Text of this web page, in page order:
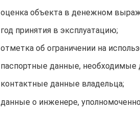
оценка объекта в денежном
год принятия в эксплуатацию;
отметка об ограничении на
паспортные данные, необходимые
контактные данные владельца;
данные о инженере,